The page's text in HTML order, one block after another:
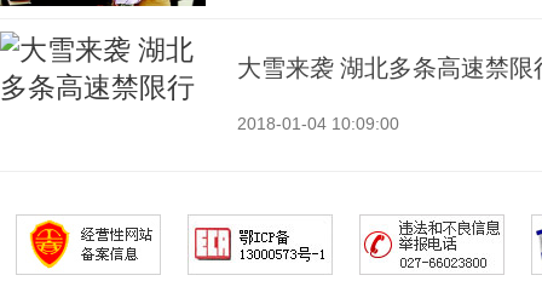
大雪来袭 湖北多条高速禁限
2018-01-04 10:09:00